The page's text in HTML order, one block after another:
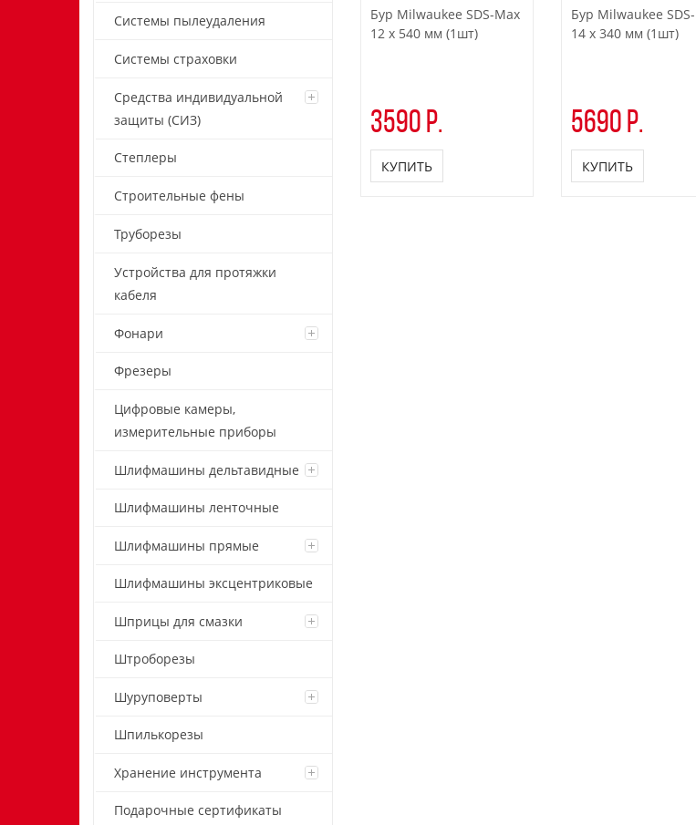
Системы пылеудаления
Системы страховки
Средства индивидуальной
защиты (СИЗ)
Степлеры
Строительные фены
Труборезы
Устройства для протяжки
кабеля
Фонари
Фрезеры
Цифровые камеры,
измерительные приборы
Шлифмашины дельтавидные
Шлифмашины ленточные
Шлифмашины прямые
Шлифмашины эксцентриковые
Шприцы для смазки
Штроборезы
Шуруповерты
Шпилькорезы
Хранение инструмента
Подарочные сертификаты
Бур Milwaukee SDS-Max
12 x 540 мм (1шт)
3590 р.
КУПИТЬ
Бур Milwaukee
14 x 340 мм (1шт)
5690 р.
КУПИТЬ